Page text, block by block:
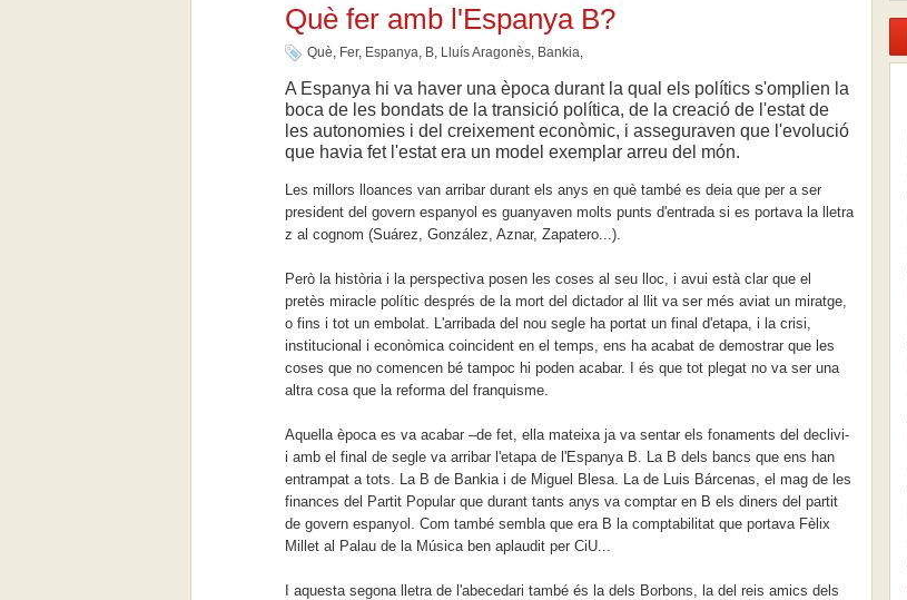
Què fer amb l'Espanya B?
Què, Fer, Espanya, B, Lluís Aragonès, Bankia,
A Espanya hi va haver una època durant la qual els polítics s'omplien la
boca de les bondats de la transició política, de la creació de l'estat de
les autonomies i del creixement econòmic, i asseguraven que l'evolució
que havia fet l'estat era un model exemplar arreu del món.
Les millors lloances van arribar durant els anys en què també es deia que per a ser
president del govern espanyol es guanyaven molts punts d'entrada si es portava la lletra
z al cognom (Suárez, González, Aznar, Zapatero...).
Però la història i la perspectiva posen les coses al seu lloc, i avui està clar que el
pretès miracle polític després de la mort del dictador al llit va ser més aviat un miratge,
o fins i tot un embolat. L'arribada del nou segle ha portat un final d'etapa, i la crisi,
institucional i econòmica coincident en el temps, ens ha acabat de demostrar que les
coses que no comencen bé tampoc hi poden acabar. I és que tot plegat no va ser una
altra cosa que la reforma del franquisme.
Aquella època es va acabar –de fet, ella mateixa ja va sentar els fonaments del declivi-
i amb el final de segle va arribar l'etapa de l'Espanya B. La B dels bancs que ens han
entrampat a tots. La B de Bankia i de Miguel Blesa. La de Luis Bárcenas, el mag de les
finances del Partit Popular que durant tants anys va comptar en B els diners del partit
de govern espanyol. Com també sembla que era B la comptabilitat que portava Fèlix
Millet al Palau de la Música ben aplaudit per CiU...
I aquesta segona lletra de l'abecedari també és la dels Borbons, la del reis amics dels